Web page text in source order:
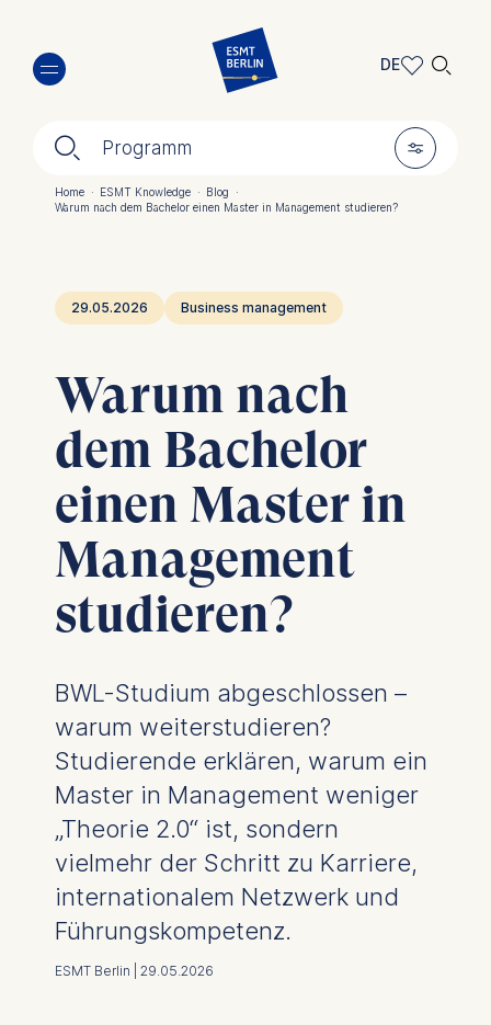
zum
Inhalt
🔍︎ Programm 🎚︎
DE
EN
🔍︎
Home · ESMT Knowledge · Blog
·
Warum nach dem Bachelor einen Master in Management studieren?
29.05.2026 Business management
Warum nach
dem Bachelor
einen Master in
Management
studieren?
BWL-Studium abgeschlossen –
warum weiterstudieren?
Studierende erklären, warum ein
Master in Management weniger
„Theorie 2.0“ ist, sondern
vielmehr der Schritt zu Karriere,
internationalem Netzwerk und
Führungskompetenz.
ESMT Berlin | 29.05.2026